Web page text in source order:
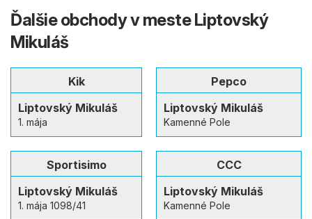
Ďalšie obchody v meste Liptovský
Mikuláš
Kik
Liptovský Mikuláš
1. mája
Pepco
Liptovský Mikuláš
Kamenné Pole
Sportisimo
Liptovský Mikuláš
1. mája 1098/41
CCC
Liptovský Mikuláš
Kamenné Pole